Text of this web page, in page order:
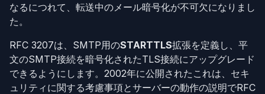
なるにつれて、転送中のメール暗号化が不可欠になりまし
た。
RFC 3207は、SMTP用のSTARTTLS拡張を定義し、平
文のSMTP接続を暗号化されたTLS接続にアップグレード
できるようにします。2002年に公開されたこれは、セキ
ュリティに関する考慮事項とサーバーの動作の説明でRFC